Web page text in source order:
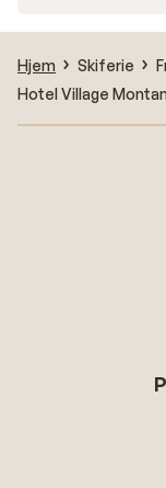
Hjem Skiferie
Hotel Village